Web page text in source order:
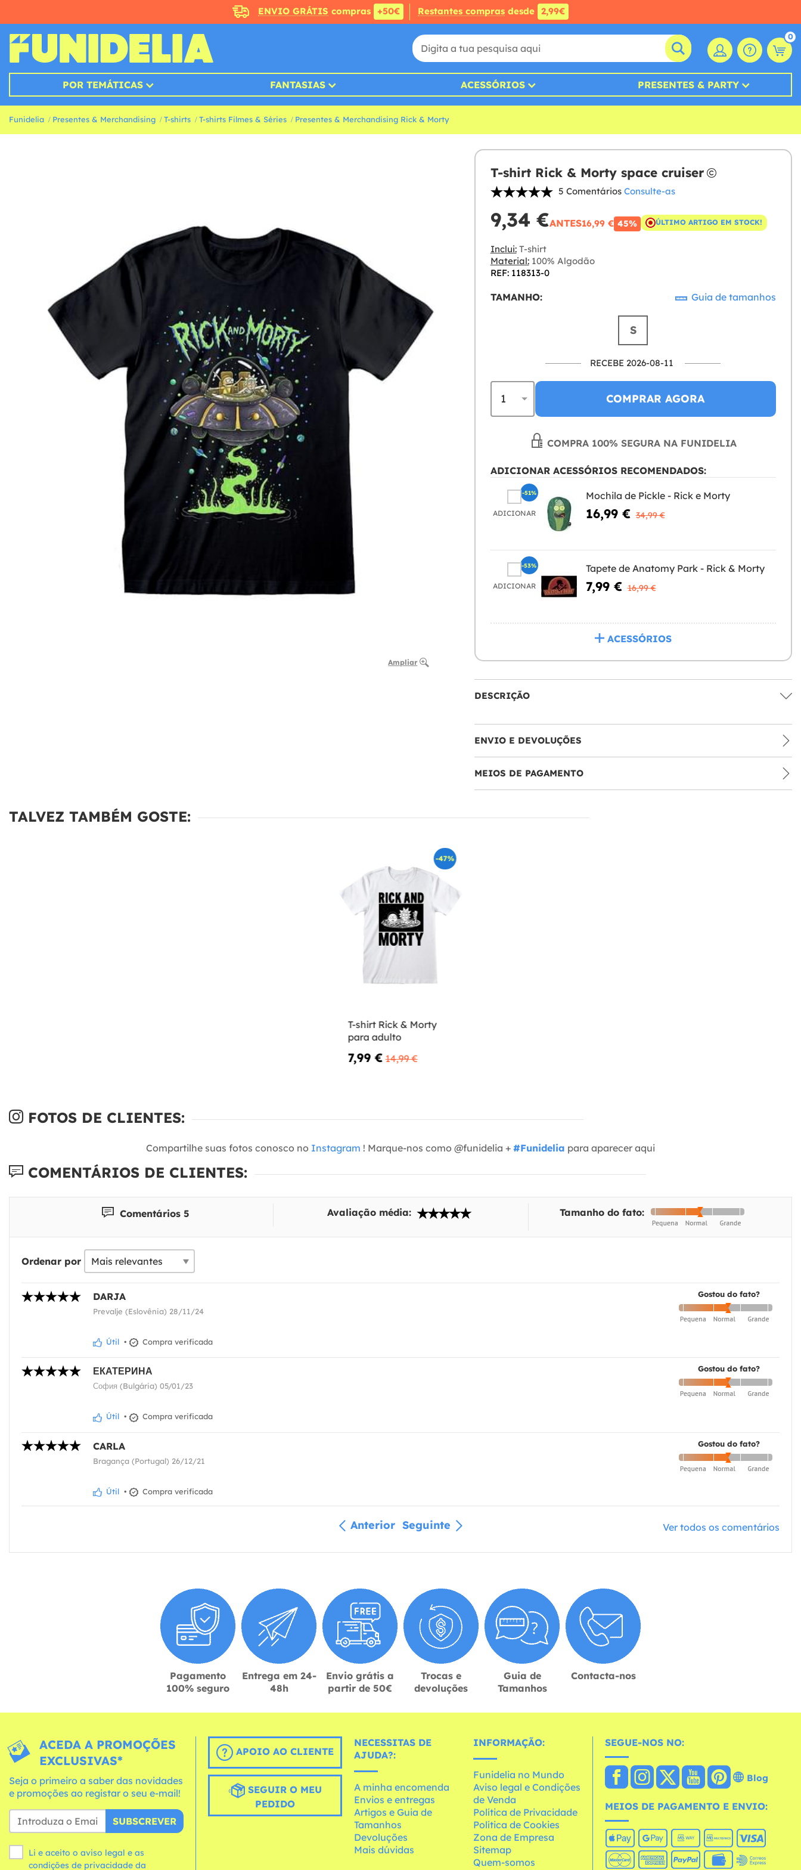
ENVIO GRÁTIS compras +50€ Restantes compras desde 2,99€
0
POR TEMÁTICAS FANTASIAS ACESSÓRIOS PRESENTES & PARTY
Funidelia Presentes & Merchandising T-shirts T-shirts Filmes & Séries Presentes & Merchandising Rick & Morty
Ampliar
T-shirt Rick & Morty space cruiser
5 Comentários Consulte-as
9,34 €ANTES16,99 € 45% ÚLTIMO ARTIGO EM STOCK!
Inclui:T-shirt
Material:100% Algodão
REF: 118313-0
TAMANHO: Guia de tamanhos
S
RECEBE 2026-08-11
COMPRAR AGORA
COMPRA 100% SEGURA NA FUNIDELIA
ADICIONAR ACESSÓRIOS RECOMENDADOS:
ADICIONAR
Mochila de Pickle - Rick e Morty
16,99 € 34,99 €
-51%
ADICIONAR
Tapete de Anatomy Park - Rick & Morty
7,99 € 16,99 €
-53%
ACESSÓRIOS
DESCRIÇÃO
ENVIO E DEVOLUÇÕES
MEIOS DE PAGAMENTO
TALVEZ TAMBÉM GOSTE:
-47%
T-shirt Rick & Morty
para adulto
7,99 € 14,99 €
FOTOS DE CLIENTES:
Compartilhe suas fotos conosco no Instagram ! Marque-nos como @funidelia + #Funidelia para aparecer aqui
COMENTÁRIOS DE CLIENTES:
Comentários 5 Avaliação média: Tamanho do fato:
Ordenar por
Gostou do fato?
DARJA
Prevalje (Eslovênia) 28/11/24
Útil • Compra verificada
Gostou do fato?
ЕКАТЕРИНА
София (Bulgária) 05/01/23
Útil • Compra verificada
Gostou do fato?
CARLA
Bragança (Portugal) 26/12/21
Útil • Compra verificada
Anterior Seguinte Ver todos os comentários
Pagamento
100% seguro
Entrega em 24-
48h
Envio grátis a
partir de 50€
Trocas e
devoluções
Guia de
Tamanhos
Contacta-nos
ACEDA A PROMOÇÕES
EXCLUSIVAS*
Seja o primeiro a saber das novidades
e promoções ao registar o seu e-mail!
SUBSCREVER
Li e aceito o aviso legal e as
condições
APOIO AO CLIENTE
SEGUIR O MEU
PEDIDO
NECESSITAS DE
AJUDA?:
A minha encomenda
Envios e entregas
Artigos e Guia de
Tamanhos
Devoluções
Mais dúvidas
INFORMAÇÃO:
Funidelia no Mundo
Aviso legal e Condições
de Venda
Política de Privacidade
Política de Cookies
Zona de Empresa
Sitemap
Quem-somos
SEGUE-NOS NO:
Blog
MEIOS DE PAGAMENTO E ENVIO: